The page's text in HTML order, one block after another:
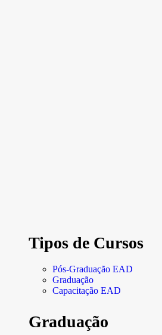
Tipos de Cursos
Pós-Graduação EAD
Graduação
Capacitação EAD
Graduação